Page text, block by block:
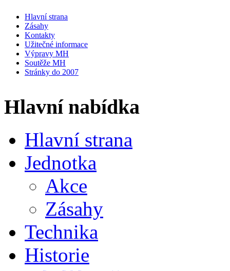
Hlavní strana
Zásahy
Kontakty
Užitečné informace
Výpravy MH
Soutěže MH
Stránky do 2007
Hlavní nabídka
Hlavní strana
Jednotka
Akce
Zásahy
Technika
Historie